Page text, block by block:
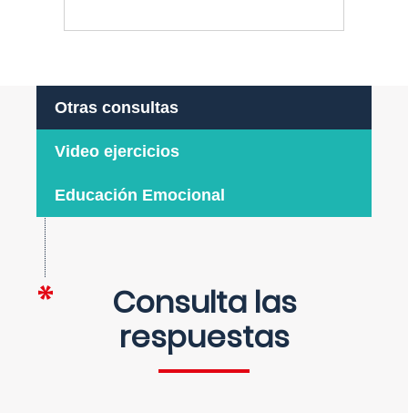
Otras consultas
Video ejercicios
Educación Emocional
Consulta las
respuestas